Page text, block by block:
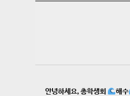
안녕하세요, 총학생회 해수